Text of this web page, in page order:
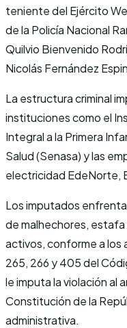
teniente del Ejército
de la Policía Nacional
Quilvio Bienvenido
Nicolás Fernández
La estructura criminal
instituciones como el
Integral a la Primera
Salud (Senasa) y las
electricidad EdeNorte,
Los imputados
de malhechores,
activos, conforme a los
265, 266 y 405 del
le imputa la violación al
Constitución de la
administrativa.